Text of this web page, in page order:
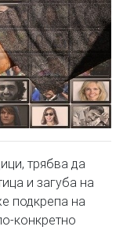
трябва да
и загуба на
подкрепа на
конкретно